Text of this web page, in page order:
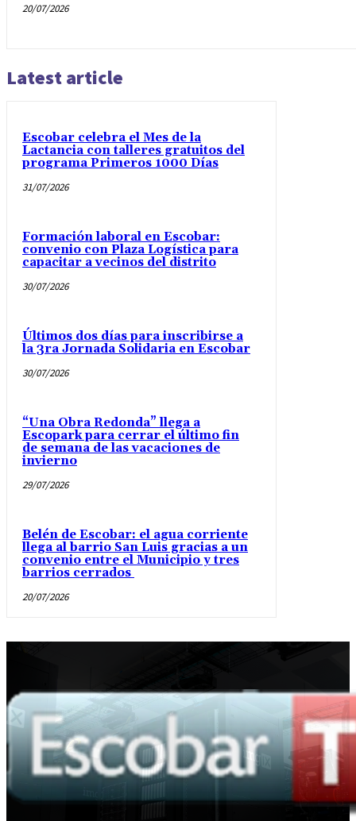
20/07/2026
Latest article
Escobar celebra el Mes de la
Lactancia con talleres gratuitos del
programa Primeros 1000 Días
31/07/2026
Formación laboral en Escobar:
convenio con Plaza Logística para
capacitar a vecinos del distrito
30/07/2026
Últimos dos días para inscribirse a
la 3ra Jornada Solidaria en Escobar
30/07/2026
“Una Obra Redonda” llega a
Escopark para cerrar el último fin
de semana de las vacaciones de
invierno
29/07/2026
Belén de Escobar: el agua corriente
llega al barrio San Luis gracias a un
convenio entre el Municipio y tres
barrios cerrados
20/07/2026